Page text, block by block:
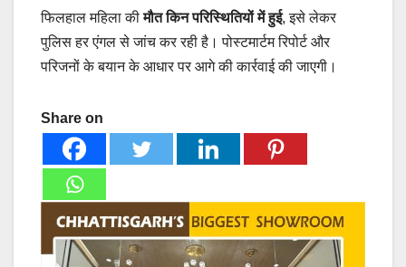
फिलहाल महिला कीमौत किन परिस्थितियों में हुई, इसे लेकर
पुलिस हर एंगल से जांच कर रही है। पोस्टमार्टम रिपोर्ट और
परिजनों के बयान के आधार पर आगे की कार्रवाई की जाएगी।
Share on